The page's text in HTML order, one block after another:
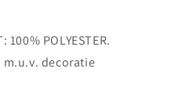
100% POLYESTER.
m.u.v. decoratie